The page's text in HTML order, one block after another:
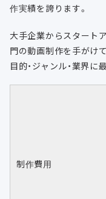
作実績を誇ります。
大手企業からスタート
門の動画制作を手がけ
目的・ジャンル・業界に
制作費用